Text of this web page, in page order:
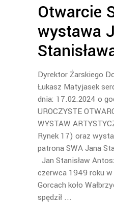
Otwarcie
wystawa
Dyrektor Żarskiego
Łukasz Matyjasek
dnia: 17.02.2024 o
UROCZYSTE
WYSTAW
Rynek 17) oraz
patrona SWA Jana
Jan Stanisław
czerwca 1949 roku
Gorcach koło
spędził